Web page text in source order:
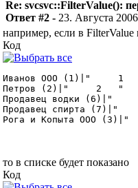
Re: svcsvc::FilterValue():
Ответ #2 - 23. Августа
например, если в FilterValue
Код
Иванов ООО (1)|"     1
Петров (2)|"     2   "
Продавец водки (6)|"
Продавец спирта (7)|"
Рога и Копыта ООО
то в списке будет показано
Код